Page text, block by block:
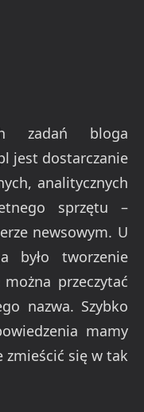
zadań bloga
jest dostarczanie
analitycznych
sprzętu –
newsowym. U
było tworzenie
przeczytać
nazwa. Szybko
mamy
zmieścić się w tak